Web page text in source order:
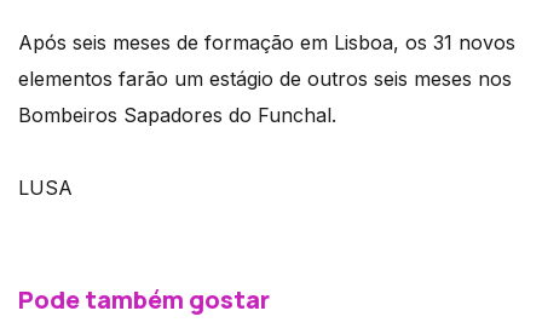
Após seis meses de formação em Lisboa, os 31 novos
elementos farão um estágio de outros seis meses nos
Bombeiros Sapadores do Funchal.
LUSA
Pode também gostar